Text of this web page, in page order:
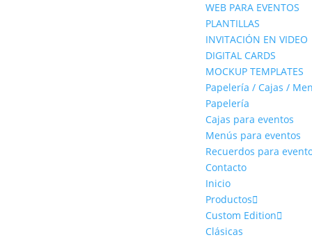
WEB PARA EVENTOS
PLANTILLAS
INVITACIÓN EN VIDEO
DIGITAL CARDS
MOCKUP TEMPLATES
Papelería / Cajas /
Papelería
Cajas para eventos
Menús para eventos
Recuerdos para
Contacto
Inicio
Productos
Custom Edition
Clásicas